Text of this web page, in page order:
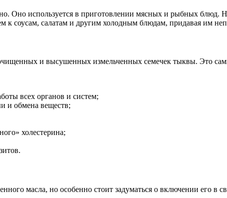
Оно используется в приготовлении мясных и рыбных блюд.
к соусам, салатам и другим холодным блюдам, придавая им
и высушенных измельченных семечек тыквы. Это
всех органов и систем;
и обмена веществ;
холестерина;
масла, но особенно стоит задуматься о включении его в